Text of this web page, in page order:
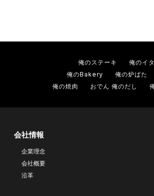
俺のステーキ 俺のイ
俺のBakery
俺の炉ばた
俺の焼肉
おでん 俺のだし
会社情報
企業理念
会社概要
沿革